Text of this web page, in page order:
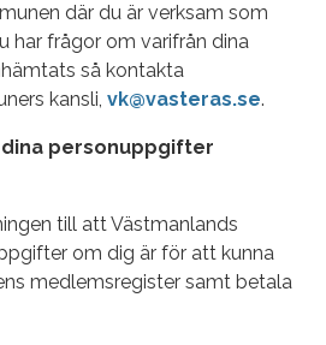
där du är verksam som
har frågor om varifrån dina
så kontakta
kansli, vk@vasteras.se.
personuppgifter
till att Västmanlands
om dig är för att kunna
medlemsregister samt betala